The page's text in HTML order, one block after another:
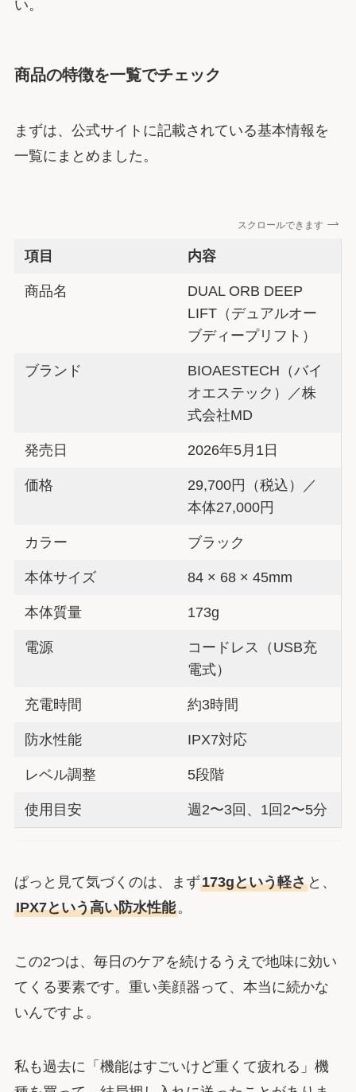
い。
商品の特徴を一覧でチェック
まずは、公式サイトに記載されている基本情報を
一覧にまとめました。
スクロールできます
項目 内容
商品名
DUAL ORB DEEP
LIFT（デュアルオー
ブディープリフト）
ブランド
BIOAESTECH（バイ
オエステック）／株
式会社MD
発売日 2026年5月1日
価格
29,700円（税込）／
本体27,000円
カラー ブラック
本体サイズ 84 × 68 × 45mm
本体質量 173g
電源
コードレス（USB充
電式）
充電時間 約3時間
防水性能 IPX7対応
レベル調整 5段階
使用目安 週2〜3回、1回2〜5分
ぱっと見て気づくのは、まず173gという軽さと、
IPX7という高い防水性能。
この2つは、毎日のケアを続けるうえで地味に効い
てくる要素です。重い美顔器って、本当に続かな
いんですよ。
私も過去に「機能はすごいけど重くて疲れる」機